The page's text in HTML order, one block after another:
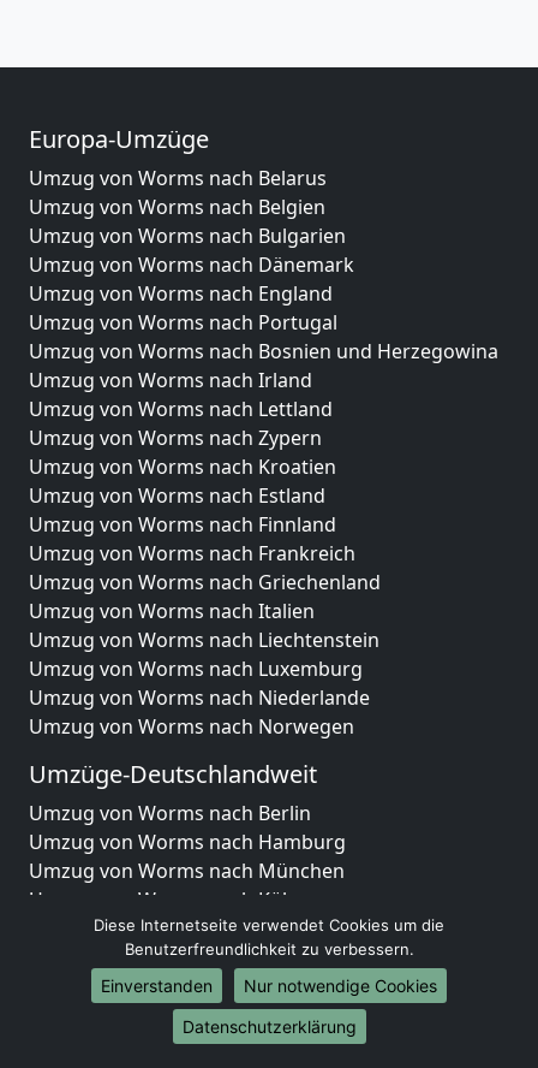
Europa-Umzüge
Umzug von Worms nach Belarus
Umzug von Worms nach Belgien
Umzug von Worms nach Bulgarien
Umzug von Worms nach Dänemark
Umzug von Worms nach England
Umzug von Worms nach Portugal
Umzug von Worms nach Bosnien und Herzegowina
Umzug von Worms nach Irland
Umzug von Worms nach Lettland
Umzug von Worms nach Zypern
Umzug von Worms nach Kroatien
Umzug von Worms nach Estland
Umzug von Worms nach Finnland
Umzug von Worms nach Frankreich
Umzug von Worms nach Griechenland
Umzug von Worms nach Italien
Umzug von Worms nach Liechtenstein
Umzug von Worms nach Luxemburg
Umzug von Worms nach Niederlande
Umzug von Worms nach Norwegen
Umzüge-Deutschlandweit
Umzug von Worms nach Berlin
Umzug von Worms nach Hamburg
Umzug von Worms nach München
Umzug von Worms nach Köln
Umzug von Worms nach Frankfurt am Main
Umzug von Worms nach Stuttgart
Umzug von Worms nach Düsseldorf
Umzug von Worms nach Leipzig
Umzug von Worms nach Dortmund
Diese Internetseite verwendet Cookies um die
Benutzerfreundlichkeit zu verbessern.
Einverstanden
Nur notwendige Cookies
Datenschutzerklärung